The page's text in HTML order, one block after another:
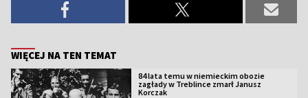
WIĘCEJ NA TEN TEMAT
84 lata temu w niemieckim obozie
zagłady w Treblince zmarł Janusz
Korczak